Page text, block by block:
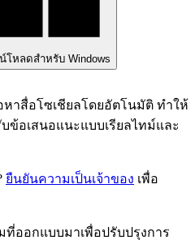
โหลดสำหรับ Windows
หาสื่อโซเชียลโดยอัตโนมัติ ทำให้
ข้อเสนอแนะแบบเรียลไทม์และ
ยืนยันความเป็นเจ้าของ เพื่อ
ที่ออกแบบมาเพื่อปรับปรุงการ